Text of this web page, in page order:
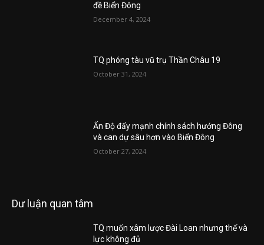
đề Biển Đông
December 4, 2024
TQ phóng tàu vũ trụ Thần Châu 19
October 31, 2024
Ấn Độ đẩy mạnh chính sách hướng Đông
và can dự sâu hơn vào Biển Đông
October 27, 2024
Dư luận quan tâm
TQ muốn xâm lược Đài Loan nhưng thế và
lực không đủ